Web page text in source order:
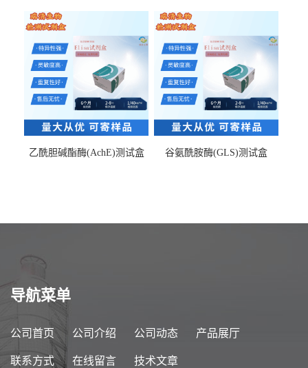
乙酰胆碱酯酶(AchE)测试盒 谷氨酰胺酶(GLS)测试盒
导航菜单
公司首页 公司介绍 公司动态 产品展厅
联系方式 在线留言 技术文章